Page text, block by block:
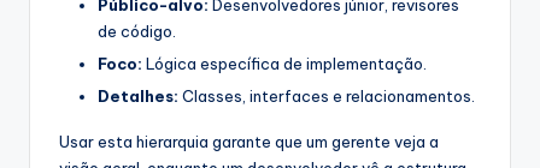
Público-alvo: Desenvolvedores júnior, revisores
de código.
Foco: Lógica específica de implementação.
Detalhes: Classes, interfaces e relacionamentos.
Usar esta hierarquia garante que um gerente veja a